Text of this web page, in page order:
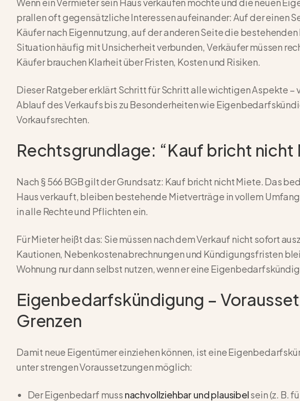
prallen oft gegensätzliche Interessen aufeinander: Auf der einen
Käufer nach Eigennutzung, auf der anderen Seite die
Situation häufig mit Unsicherheit verbunden, Verkäufer müssen
Käufer brauchen Klarheit über Fristen, Kosten und Risiken.
Dieser Ratgeber erklärt Schritt für Schritt alle wichtigen Aspekte –
Ablauf des Verkaufs bis zu Besonderheiten wie
Vorkaufsrechten.
Rechtsgrundlage: “Kauf bricht nicht
Nach § 566 BGB gilt der Grundsatz: Kauf bricht nicht Miete. Das
Haus verkauft, bleiben bestehende Mietverträge in vollem
in alle Rechte und Pflichten ein.
Für Mieter heißt das: Sie müssen nach dem Verkauf nicht sofort
Kautionen, Nebenkostenabrechnungen und Kündigungsfristen
Wohnung nur dann selbst nutzen, wenn er eine
Eigenbedarfskündigung –
Grenzen
Damit neue Eigentümer einziehen können, ist eine
unter strengen Voraussetzungen möglich:
Der Eigenbedarf muss nachvollziehbar und plausibelsein (z. B.